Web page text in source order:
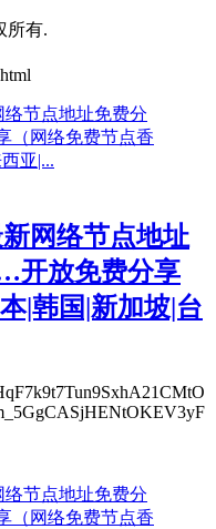
所有.
新网络节点地址
开放免费分享
|韩国|新加坡|台